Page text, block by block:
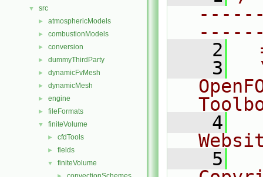
▼ src
► atmosphericModels
► combustionModels
► conversion
► dummyThirdParty
► dynamicFvMesh
► dynamicMesh
► engine
► fileFormats
▼ finiteVolume
► cfdTools
► fields
▼ finiteVolume
    2
    3
    4
    5